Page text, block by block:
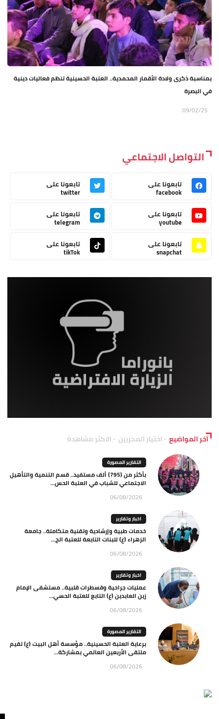
بمناسبة ذكرى ولادة الأقمار المحمدية.. العتبة الحسينية تنظم فعاليات دينية
في البصرة
09/02/25
التواصل الاجتماعي
تابعونا على
facebook
تابعونا على
twitter
تابعونا على
youtube
تابعونا على
telegram
تابعونا على
snapchat
تابعونا على
tikTok
آخر المواضيع اختيار المحررين الاكثر مشاهدة
التقارير المصورة
بأكثر من (795) ألف مستفيد.. قسم التنمية والتأهيل
الاجتماعي للشباب في العتبة الحس...
06/08/2026
اخبار وتقارير
خدمات طبية وإرشادية وتقنية متكاملة.. جامعة
الزهراء (ع) للبنات التابعة للعتبة الح...
06/08/2026
اخبار وتقارير
عمليات جراحية وقسطرات قلبية.. مستشفى الإمام
زين العابدين (ع) التابع للعتبة الحسي...
06/08/2026
التقارير المصورة
برعاية العتبة الحسينية.. مؤسسة أهل البيت (ع) تقيم
ملتقى الأربعين العالمي بمشاركة...
06/08/2026